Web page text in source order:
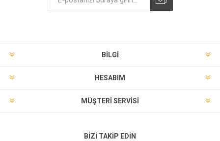
BILGI
HESABIM
MÜŞTERI SERVISI
BIZI TAKIP EDIN